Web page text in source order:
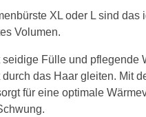
XL oder L sind
Volumen.
Fülle und pflegende
das Haar gleiten. Mit
für eine optimale